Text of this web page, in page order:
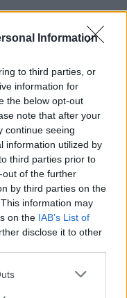
Information
to third parties, or
information for
the below opt-out
note that after your
continue seeing
information utilized by
third parties prior to
of the further
by third parties on the
information may
on the IAB’s List of
disclose it to other